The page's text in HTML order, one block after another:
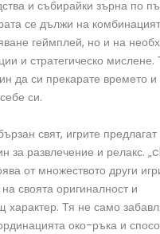
и събирайки зърна по
се дължи на
геймплей, но и на
и стратегическо мислене.
да си прекарате времето
си.
свят, игрите
за развлечение и релакс.
от множеството други
своята оригиналност и
характер. Тя не само
око-ръка и